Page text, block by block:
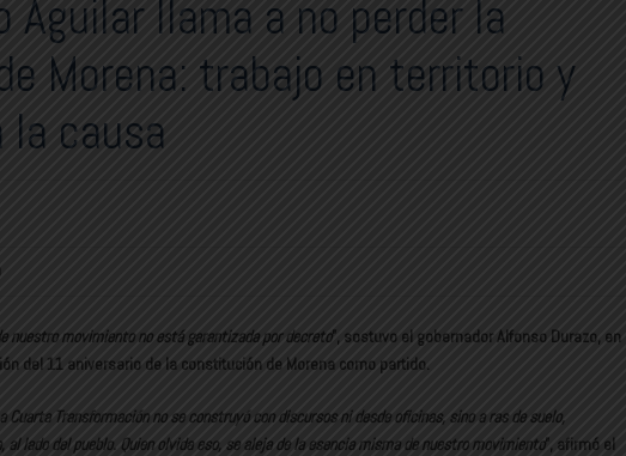
Aguilar llama a no perder la
Morena: trabajo en territorio y
causa
nuestro movimiento no está garantizada por decreto”, sostuvo el gobernador Alfonso Durazo, en
del 11 aniversario de la constitución de Morena como partido.
Cuarta Transformación no se construyó con discursos ni desde oficinas, sino a ras de suelo,
al lado del pueblo. Quien olvida eso, se aleja de la esencia misma de nuestro movimiento”, afirmó el